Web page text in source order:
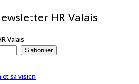
HR Valais
Valais
S’abonner
et sa vision